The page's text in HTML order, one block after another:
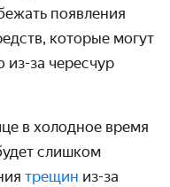
появления
которые могут
из-за чересчур
в холодное время
слишком
трещин из-за